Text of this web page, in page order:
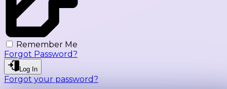
Remember Me
Forgot Password?
Log In
Forgot your password?